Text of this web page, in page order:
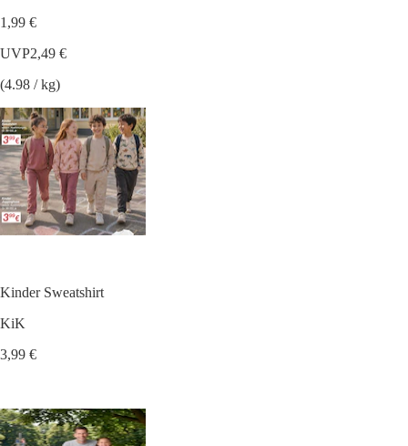
1,99 €
UVP2,49 €
(4.98 / kg)
Kinder Sweatshirt
KiK
3,99 €